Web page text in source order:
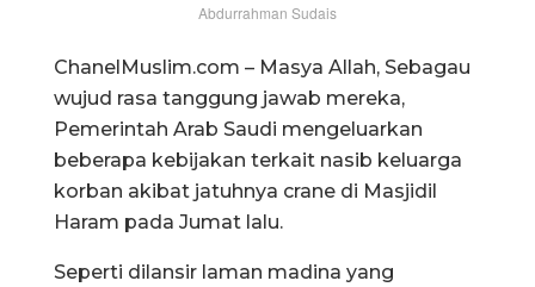
Abdurrahman Sudais
ChanelMuslim.com – Masya Allah, Sebagau
wujud rasa tanggung jawab mereka,
Pemerintah Arab Saudi mengeluarkan
beberapa kebijakan terkait nasib keluarga
korban akibat jatuhnya crane di Masjidil
Haram pada Jumat lalu.
Seperti dilansir laman madina yang